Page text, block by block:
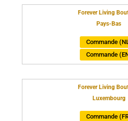
Forever Living
Pays-Bas
Commande
Commande
Forever Living
Luxembourg
Commande